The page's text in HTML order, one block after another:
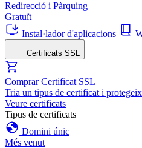
Redirecció i Pàrquing
Gratuït
Instal·lador d'aplicacions
Certificats SSL
Comprar Certificat SSL
Tria un tipus de certificat i
Veure certificats
Tipus de certificats
Domini únic
Més venut